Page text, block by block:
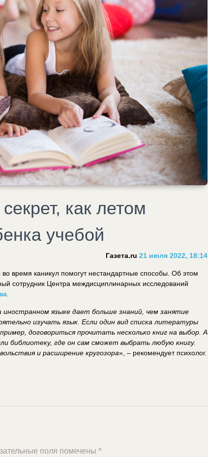
как летом
учебой
Газета.ru 21 июля 2022, 18:14
время каникул помогут нестандартные способы. Об этом
сотрудник Центра междисциплинарных исследований
языке дает больше знаний, чем занятие
изучать язык. Если один вид списка литературы
договориться прочитать несколько книг на выбор. А
библиотеку, где он сам сможет выбрать любую книгу.
и расширение кругозора», – рекомендует психолог.
поля помечены *